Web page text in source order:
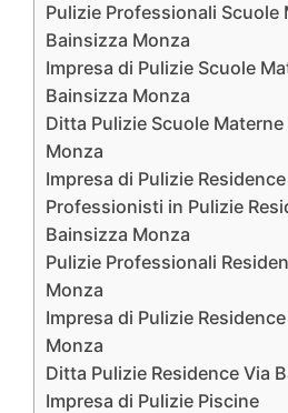
Pulizie Professionali Scuole
Bainsizza Monza
Impresa di Pulizie Scuole
Bainsizza Monza
Ditta Pulizie Scuole
Monza
Impresa di Pulizie Residence
Professionisti in Pulizie
Bainsizza Monza
Pulizie Professionali
Monza
Impresa di Pulizie
Monza
Ditta Pulizie Residence Via
Impresa di Pulizie Piscine